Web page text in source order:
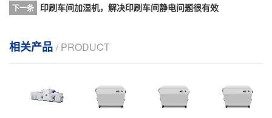
下一条 印刷车间加湿机，解决印刷车间静电问题很有效
相关产品 / PRODUCT